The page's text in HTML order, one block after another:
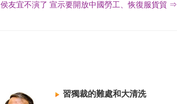
侯友宜不演了 宣示要開放中國勞工、恢復服貨貿 ⇒
習獨裁的難處和大清洗